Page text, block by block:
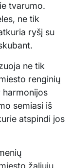
tvarumo.
ne tik
ryšį su
ne tik
renginių
harmonijos
semiasi iš
atspindi jos
žaliųjų